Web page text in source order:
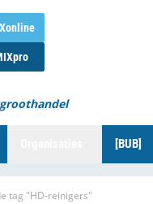
[BUB]
tag "HD-reinigers"